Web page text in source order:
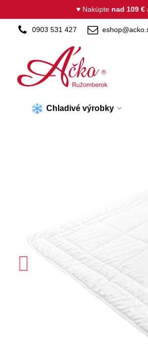
♥ Nakúpte nad 109 €
0903 531 427
Chladivé výrobky